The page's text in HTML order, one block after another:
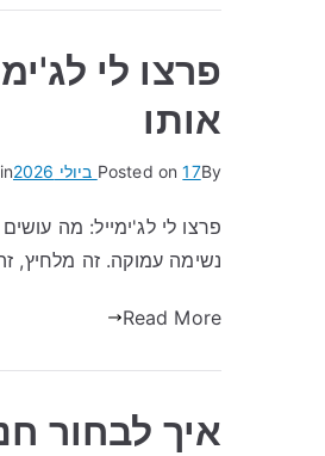
פרצו לי
אותו
By
Posted on17 ביולי 2026
פרצו לי לג'ימייל: מה
נשימה עמוקה. זה מלחיץ,
Read More
איך לבחור